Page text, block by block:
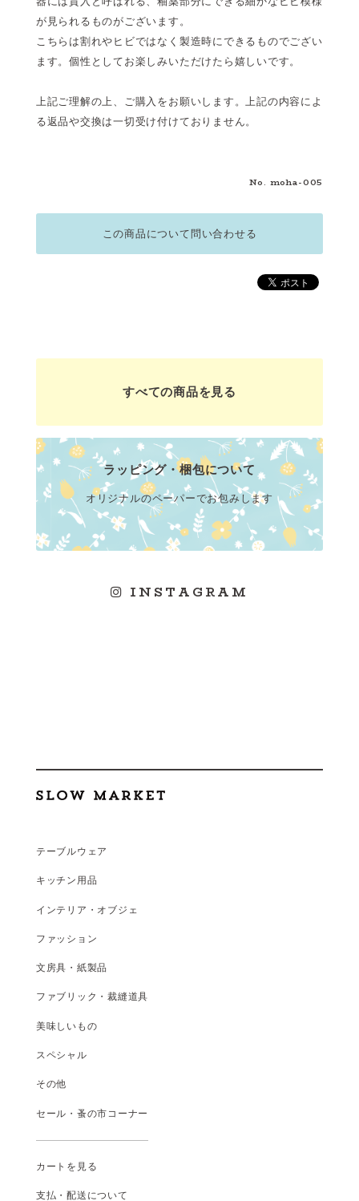
が見られるものがございます。
こちらは割れやヒビではなく製造時にできるものでござい
ます。個性としてお楽しみいただけたら嬉しいです。
上記ご理解の上、ご購入をお願いします。上記の内容によ
る返品や交換は一切受け付けておりません。
No. moha-005
この商品について問い合わせる
すべての商品を見る
ラッピング・梱包について
オリジナルのペーパーでお包みします
INSTAGRAM
テーブルウェア
キッチン用品
インテリア・オブジェ
ファッション
文房具・紙製品
ファブリック・裁縫道具
美味しいもの
スペシャル
その他
セール・蚤の市コーナー
カートを見る
支払 ・配送について